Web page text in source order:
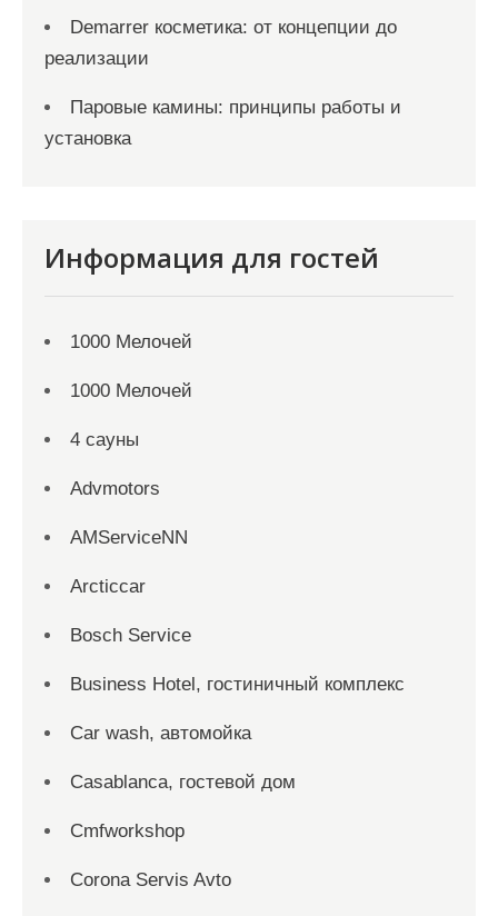
Demarrer косметика: от концепции до
реализации
Паровые камины: принципы работы и
установка
Информация для гостей
1000 Мелочей
1000 Мелочей
4 сауны
Advmotors
AMServiceNN
Arcticcar
Bosch Service
Business Hotel, гостиничный комплекс
Car wash, автомойка
Casablanca, гостевой дом
Cmfworkshop
Corona Servis Avto